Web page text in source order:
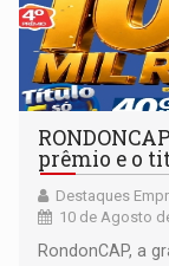
prêmio e o
Destaques
10 de Agosto
RondonCAP, a